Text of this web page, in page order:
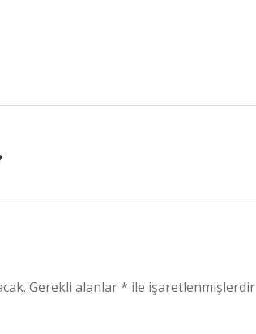
Gerekli alanlar* ile işaretlenmişlerdir